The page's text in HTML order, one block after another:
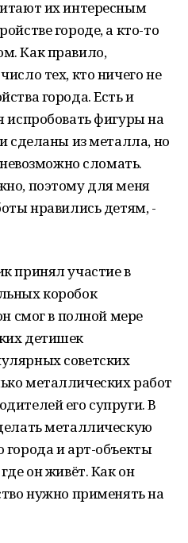
их интересным
городе, а кто-то
Как правило,
тех, кто ничего не
города. Есть и
испробовать фигуры на
сделаны из металла, но
сломать.
поэтому для меня
нравились детям, -
принял участие в
коробок
смог в полной мере
детишек
советских
металлических работ
его супруги. В
металлическую
и арт-объекты
он живёт. Как он
нужно применять на